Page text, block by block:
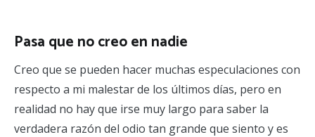
Pasa que no creo en nadie
Creo que se pueden hacer muchas especulaciones con
respecto a mi malestar de los últimos días, pero en
realidad no hay que irse muy largo para saber la
verdadera razón del odio tan grande que siento y es